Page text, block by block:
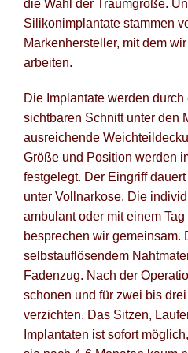
die Wahl der Traumgröße.
Silikonimplantate stammen
Markenhersteller, mit dem
arbeiten.
Die Implantate werden
sichtbaren Schnitt unter den
ausreichende
Größe und Position werden
festgelegt. Der Eingriff
unter Vollnarkose. Die
ambulant oder mit einem
besprechen wir gemeinsam.
selbstauflösendem
Fadenzug. Nach der
schonen und für zwei bis
verzichten. Das Sitzen,
Implantaten ist sofort